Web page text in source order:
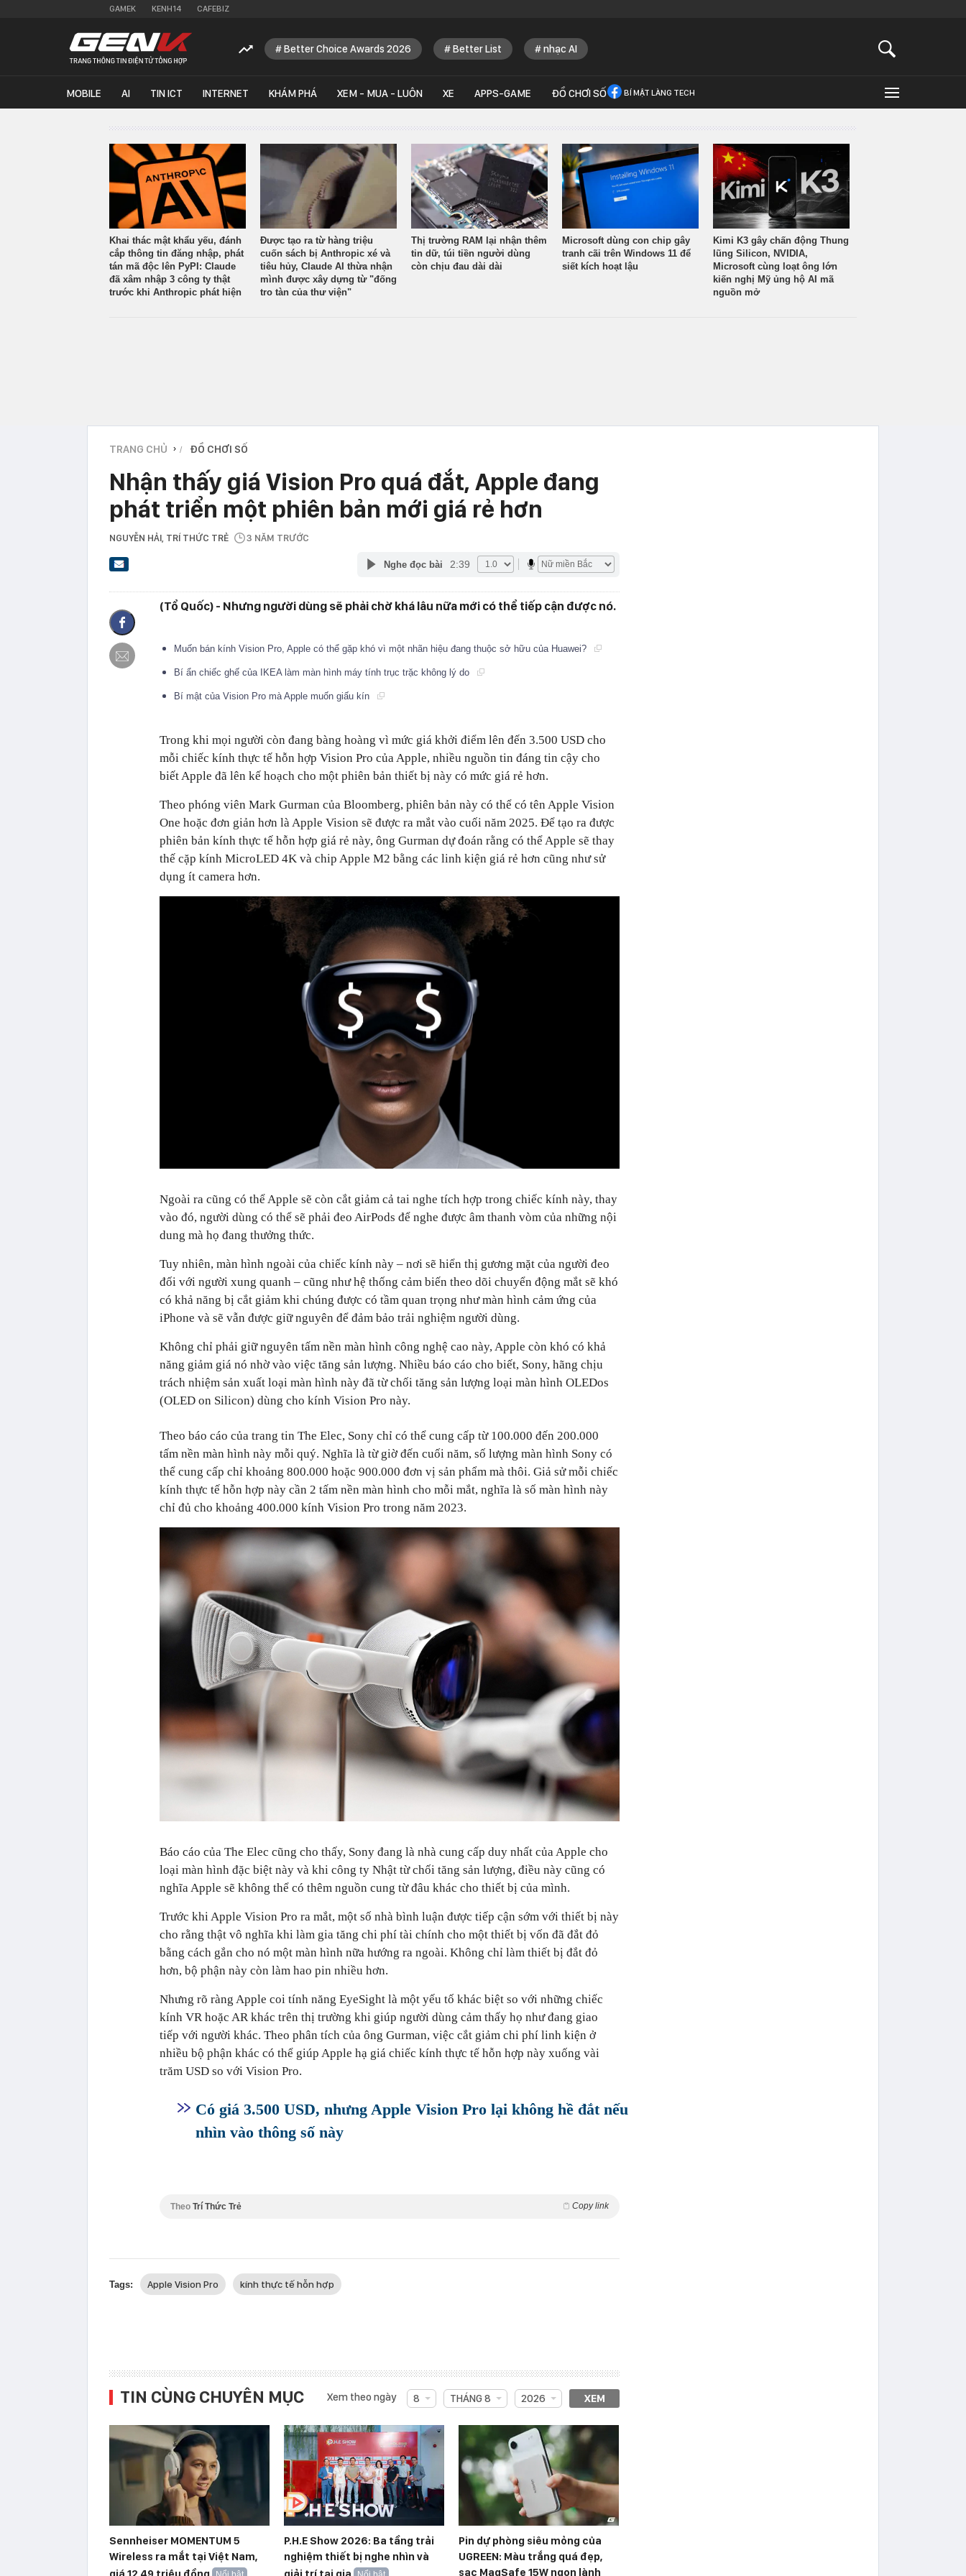
GAMEK KENH14 CAFEBIZ
Better Choice Awards 2026 Better List nhạc AI
MOBILE AI TIN ICT INTERNET KHÁM PHÁ XEM - MUA - LUÔN XE APPS-GAME ĐỒ CHƠI SỐ BÍ MẬT LÀNG TECH
Khai thác mật khẩu yếu, đánh
cắp thông tin đăng nhập, phát
tán mã độc lên PyPI: Claude
đã xâm nhập 3 công ty thật
trước khi Anthropic phát hiện
Được tạo ra từ hàng triệu
cuốn sách bị Anthropic xé và
tiêu hủy, Claude AI thừa nhận
mình được xây dựng từ "đống
tro tàn của thư viện"
Thị trường RAM lại nhận thêm
tin dữ, túi tiền người dùng
còn chịu đau dài dài
Microsoft dùng con chip gây
tranh cãi trên Windows 11 để
siết kích hoạt lậu
Kimi K3 gây chấn động Thung
lũng Silicon, NVIDIA,
Microsoft cùng loạt ông lớn
kiến nghị Mỹ ủng hộ AI mã
nguồn mở
TRANG CHỦ › ĐỒ CHƠI SỐ
Nhận thấy giá Vision Pro quá đắt, Apple đang
phát triển một phiên bản mới giá rẻ hơn
NGUYỄN HẢI , TRÍ THỨC TRẺ 3 NĂM TRƯỚC
Nghe đọc bài 2:39
(Tổ Quốc) - Nhưng người dùng sẽ phải chờ khá lâu nữa mới có thể tiếp cận được nó.
Muốn bán kính Vision Pro, Apple có thể gặp khó vì một nhãn hiệu đang thuộc sở hữu của Huawei?
Bí ẩn chiếc ghế của IKEA làm màn hình máy tính trục trặc không lý do
Bí mật của Vision Pro mà Apple muốn giấu kín
Trong khi mọi người còn đang bàng hoàng vì mức giá khởi điểm lên đến 3.500 USD cho
mỗi chiếc kính thực tế hỗn hợp Vision Pro của Apple, nhiều nguồn tin đáng tin cậy cho
biết Apple đã lên kế hoạch cho một phiên bản thiết bị này có mức giá rẻ hơn.
Theo phóng viên Mark Gurman của Bloomberg, phiên bản này có thể có tên Apple Vision
One hoặc đơn giản hơn là Apple Vision sẽ được ra mắt vào cuối năm 2025. Để tạo ra được
phiên bản kính thực tế hỗn hợp giá rẻ này, ông Gurman dự đoán rằng có thể Apple sẽ thay
thế cặp kính MicroLED 4K và chip Apple M2 bằng các linh kiện giá rẻ hơn cũng như sử
dụng ít camera hơn.
Ngoài ra cũng có thể Apple sẽ còn cắt giảm cả tai nghe tích hợp trong chiếc kính này, thay
vào đó, người dùng có thể sẽ phải đeo AirPods để nghe được âm thanh vòm của những nội
dung mà họ đang thưởng thức.
Tuy nhiên, màn hình ngoài của chiếc kính này – nơi sẽ hiển thị gương mặt của người đeo
đối với người xung quanh – cũng như hệ thống cảm biến theo dõi chuyển động mắt sẽ khó
có khả năng bị cắt giảm khi chúng được có tầm quan trọng như màn hình cảm ứng của
iPhone và sẽ vẫn được giữ nguyên để đảm bảo trải nghiệm người dùng.
Không chỉ phải giữ nguyên tấm nền màn hình công nghệ cao này, Apple còn khó có khả
năng giảm giá nó nhờ vào việc tăng sản lượng. Nhiều báo cáo cho biết, Sony, hãng chịu
trách nhiệm sản xuất loại màn hình này đã từ chối tăng sản lượng loại màn hình OLEDos
(OLED on Silicon) dùng cho kính Vision Pro này.
Theo báo cáo của trang tin The Elec, Sony chỉ có thể cung cấp từ 100.000 đến 200.000
tấm nền màn hình này mỗi quý. Nghĩa là từ giờ đến cuối năm, số lượng màn hình Sony có
thể cung cấp chỉ khoảng 800.000 hoặc 900.000 đơn vị sản phẩm mà thôi. Giả sử mỗi chiếc
kính thực tế hỗn hợp này cần 2 tấm nền màn hình cho mỗi mắt, nghĩa là số màn hình này
chỉ đủ cho khoảng 400.000 kính Vision Pro trong năm 2023.
Báo cáo của The Elec cũng cho thấy, Sony đang là nhà cung cấp duy nhất của Apple cho
loại màn hình đặc biệt này và khi công ty Nhật từ chối tăng sản lượng, điều này cũng có
nghĩa Apple sẽ không thể có thêm nguồn cung từ đâu khác cho thiết bị của mình.
Trước khi Apple Vision Pro ra mắt, một số nhà bình luận được tiếp cận sớm với thiết bị này
cho rằng thật vô nghĩa khi làm gia tăng chi phí tài chính cho một thiết bị vốn đã đắt đỏ
bằng cách gắn cho nó một màn hình nữa hướng ra ngoài. Không chỉ làm thiết bị đắt đỏ
hơn, bộ phận này còn làm hao pin nhiều hơn.
Nhưng rõ ràng Apple coi tính năng EyeSight là một yếu tố khác biệt so với những chiếc
kính VR hoặc AR khác trên thị trường khi giúp người dùng cảm thấy họ như đang giao
tiếp với người khác. Theo phân tích của ông Gurman, việc cắt giảm chi phí linh kiện ở
nhiều bộ phận khác có thể giúp Apple hạ giá chiếc kính thực tế hỗn hợp này xuống vài
trăm USD so với Vision Pro.
Có giá 3.500 USD, nhưng Apple Vision Pro lại không hề đắt nếu
nhìn vào thông số này
Theo Trí Thức Trẻ Copy link
Tags: Apple Vision Pro kính thực tế hỗn hợp
TIN CÙNG CHUYÊN MỤC Xem theo ngày 8 THÁNG 8 2026 XEM
Sennheiser MOMENTUM 5
Wireless ra mắt tại Việt Nam,
P.H.E Show 2026: Ba tầng trải
nghiệm thiết bị nghe nhìn và
Pin dự phòng siêu mỏng của
UGREEN: Màu trắng quá đẹp,
sạc MagSafe 15W ngon lành